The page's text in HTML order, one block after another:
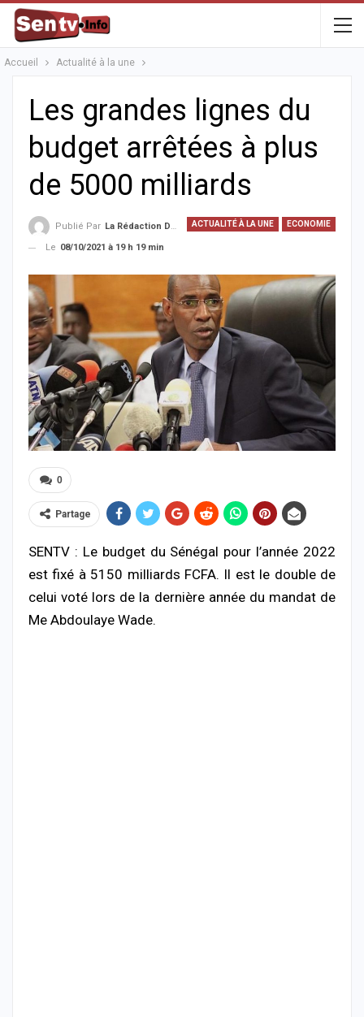
Accueil Actualité à la une
Les grandes lignes du
budget arrêtées à plus
de 5000 milliards
ACTUALITÉ À LA UNE ECONOMIE
Publié Par La Rédaction De La SenTV.info
Le 08/10/2021 à 19 h 19 min
0
Partage
SENTV : Le budget du Sénégal pour l’année 2022
est fixé à 5150 milliards FCFA. Il est le double de
celui voté lors de la dernière année du mandat de
Me Abdoulaye Wade.